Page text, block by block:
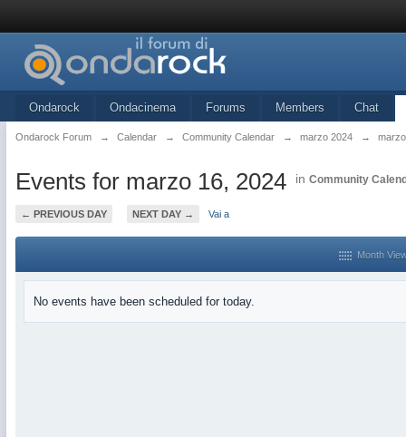
Ondarock Ondacinema Forums Members Chat
Ondarock Forum → Calendar → Community Calendar → marzo 2024 →
Events for marzo 16, 2024 in Community
← PREVIOUS DAY NEXT DAY → Vai a
Month
No events have been scheduled for today.